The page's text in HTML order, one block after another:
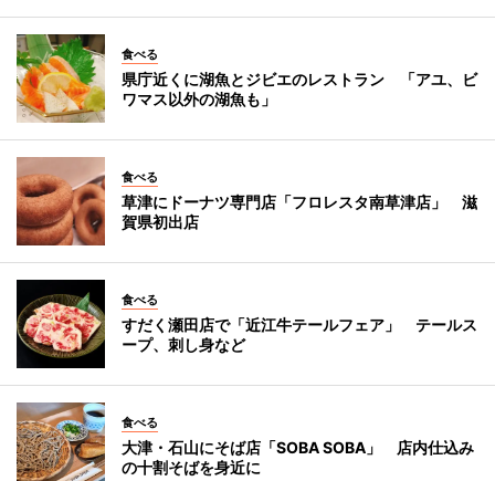
食べる
県庁近くに湖魚とジビエのレストラン 「アユ、ビ
ワマス以外の湖魚も」
食べる
草津にドーナツ専門店「フロレスタ南草津店」 滋
賀県初出店
食べる
すだく瀬田店で「近江牛テールフェア」 テールス
ープ、刺し身など
食べる
大津・石山にそば店「SOBA SOBA」 店内仕込み
の十割そばを身近に